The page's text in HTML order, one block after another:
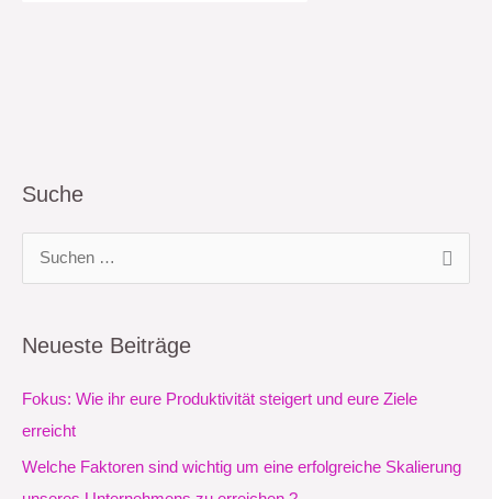
Suche
h
e
Neueste Beiträge
Fokus: Wie ihr eure Produktivität steigert und eure Ziele
erreicht
Welche Faktoren sind wichtig um eine erfolgreiche Skalierung